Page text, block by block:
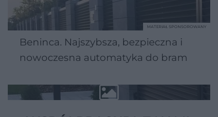
Beninca. Najszybsza, bezpieczna i
nowoczesna automatyka do bram
MATERIAŁ SPONSOROWANY